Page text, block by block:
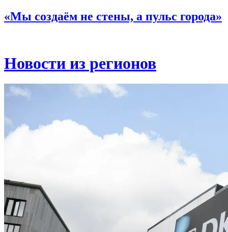
«Мы создаём не стены, а пульс города»
Новости из регионов